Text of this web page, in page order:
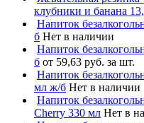
клубники и банана
Напиток
б Нет в наличии
Напиток
б от 59,63 руб. за шт.
Напиток
мл ж/б Нет в наличии
Напиток
Cherry 330 мл Нет в